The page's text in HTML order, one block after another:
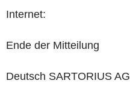
Internet:
Ende der Mitteilung
Deutsch SARTORIUS AG